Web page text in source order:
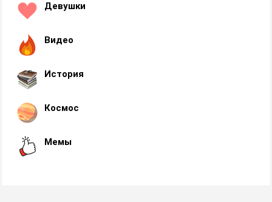
Девушки
Видео
История
Космос
Мемы